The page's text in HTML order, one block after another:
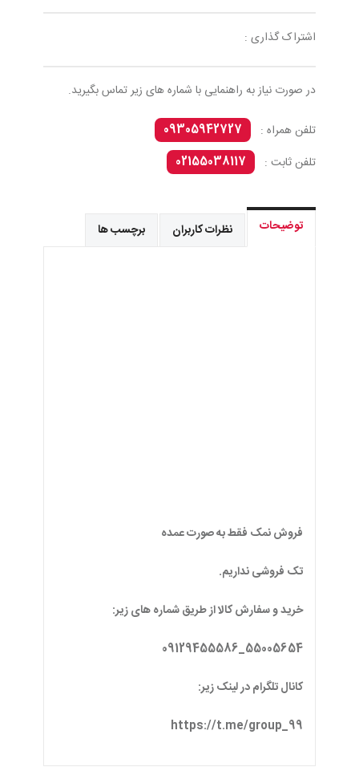
اشتراک گذاری :
در صورت نیاز به راهنمایی با شماره های زیر تماس بگیرید.
تلفن همراه :
09305942727
تلفن ثابت :
02155038117
توضیحات نظرات کاربران برچسب ها
کانال تلگرام در لینک زیر:
https://t.me/group_99
لوازم آشپزخانه مرتبط